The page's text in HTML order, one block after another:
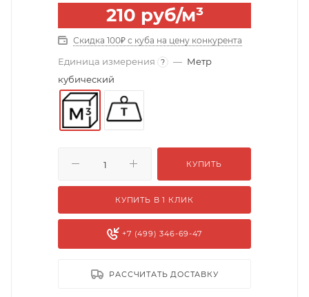
210 руб/м³
Скидка 100₽ с куба на цену конкурента
Единица измерения ? — Метр
кубический
КУПИТЬ
КУПИТЬ В 1 КЛИК
+7 (499) 346-69-47
РАССЧИТАТЬ ДОСТАВКУ